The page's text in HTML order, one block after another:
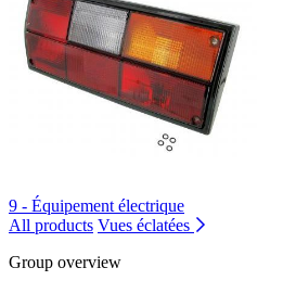
9 - Équipement électrique
All products Vues éclatées
Group overview